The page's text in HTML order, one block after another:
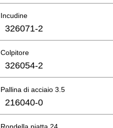
Incudine
326071-2
Colpitore
326054-2
Pallina di acciaio 3.5
216040-0